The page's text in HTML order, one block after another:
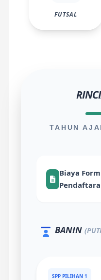
FUTSAL
TAHUN
Biaya
BANIN
SPP PILIHAN 1